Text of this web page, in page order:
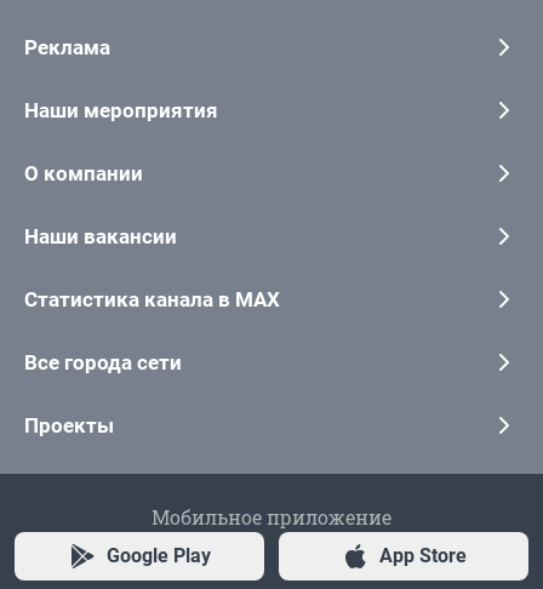
Реклама
Наши мероприятия
О компании
Наши вакансии
Статистика канала в MAX
Все города сети
Проекты
Мобильное приложение
Google Play App Store